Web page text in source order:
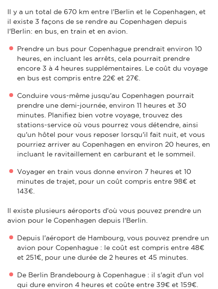
Il y a un total de 670 km entre l'Berlin et le Copenhagen, et
il existe 3 façons de se rendre au Copenhagen depuis
l'Berlin: en bus, en train et en avion.
Prendre un bus pour Copenhague prendrait environ 10
heures, en incluant les arrêts, cela pourrait prendre
encore 3 à 4 heures supplémentaires. Le coût du voyage
en bus est compris entre 22€ et 27€.
Conduire vous-même jusqu'au Copenhagen pourrait
prendre une demi-journée, environ 11 heures et 30
minutes. Planifiez bien votre voyage, trouvez des
stations-service où vous pourrez vous détendre, ainsi
qu'un hôtel pour vous reposer lorsqu'il fait nuit, et vous
pourriez arriver au Copenhagen en environ 20 heures, en
incluant le ravitaillement en carburant et le sommeil.
Voyager en train vous donne environ 7 heures et 10
minutes de trajet, pour un coût compris entre 98€ et
143€.
Il existe plusieurs aéroports d'où vous pouvez prendre un
avion pour le Copenhagen depuis l'Berlin.
Depuis l'aéroport de Hambourg, vous pouvez prendre un
avion pour Copenhague : le coût est compris entre 48€
et 251€, pour une durée de 2 heures et 45 minutes.
De Berlin Brandebourg à Copenhague : il s'agit d'un vol
qui dure environ 4 heures et coûte entre 39€ et 159€.